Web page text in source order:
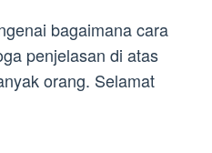
bagaimana cara
penjelasan di atas
orang. Selamat